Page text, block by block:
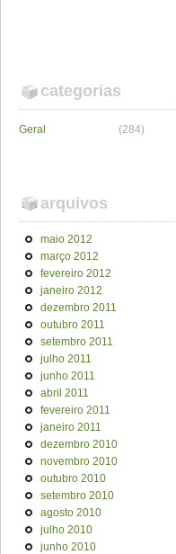
categorias
Geral (284)
arquivos
maio 2012
março 2012
fevereiro 2012
janeiro 2012
dezembro 2011
outubro 2011
setembro 2011
julho 2011
junho 2011
abril 2011
fevereiro 2011
janeiro 2011
dezembro 2010
novembro 2010
outubro 2010
setembro 2010
agosto 2010
julho 2010
junho 2010